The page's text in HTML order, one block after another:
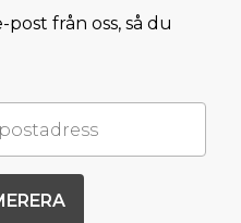
från oss, så du